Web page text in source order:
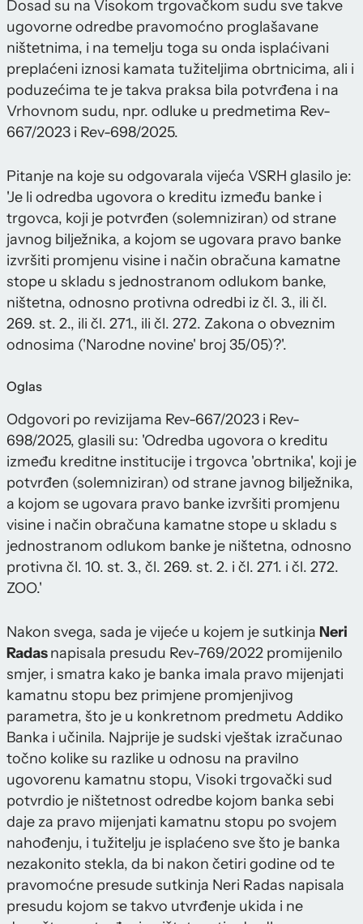
Dosad su na Visokom trgovačkom sudu sve takve
ugovorne odredbe pravomoćno proglašavane
ništetnima, i na temelju toga su onda isplaćivani
preplaćeni iznosi kamata tužiteljima obrtnicima, ali i
poduzećima te je takva praksa bila potvrđena i na
Vrhovnom sudu, npr. odluke u predmetima Rev-
667/2023 i Rev-698/2025.
Pitanje na koje su odgovarala vijeća VSRH glasilo je:
'Je li odredba ugovora o kreditu između banke i
trgovca, koji je potvrđen (solemniziran) od strane
javnog bilježnika, a kojom se ugovara pravo banke
izvršiti promjenu visine i način obračuna kamatne
stope u skladu s jednostranom odlukom banke,
ništetna, odnosno protivna odredbi iz čl. 3., ili čl.
269. st. 2., ili čl. 271., ili čl. 272. Zakona o obveznim
odnosima ('Narodne novine' broj 35/05)?'.
Oglas
Odgovori po revizijama Rev-667/2023 i Rev-
698/2025, glasili su: 'Odredba ugovora o kreditu
između kreditne institucije i trgovca 'obrtnika', koji je
potvrđen (solemniziran) od strane javnog bilježnika,
a kojom se ugovara pravo banke izvršiti promjenu
visine i način obračuna kamatne stope u skladu s
jednostranom odlukom banke je ništetna, odnosno
protivna čl. 10. st. 3., čl. 269. st. 2. i čl. 271. i čl. 272.
ZOO.'
Nakon svega, sada je vijeće u kojem je sutkinja Neri
Radasnapisala presudu Rev-769/2022 promijenilo
smjer, i smatra kako je banka imala pravo mijenjati
kamatnu stopu bez primjene promjenjivog
parametra, što je u konkretnom predmetu Addiko
Banka i učinila. Najprije je sudski vještak izračunao
točno kolike su razlike u odnosu na pravilno
ugovorenu kamatnu stopu, Visoki trgovački sud
potvrdio je ništetnost odredbe kojom banka sebi
daje za pravo mijenjati kamatnu stopu po svojem
nahođenju, i tužitelju je isplaćeno sve što je banka
nezakonito stekla, da bi nakon četiri godine od te
pravomoćne presude sutkinja Neri Radas napisala
presudu kojom se takvo utvrđenje ukida i ne